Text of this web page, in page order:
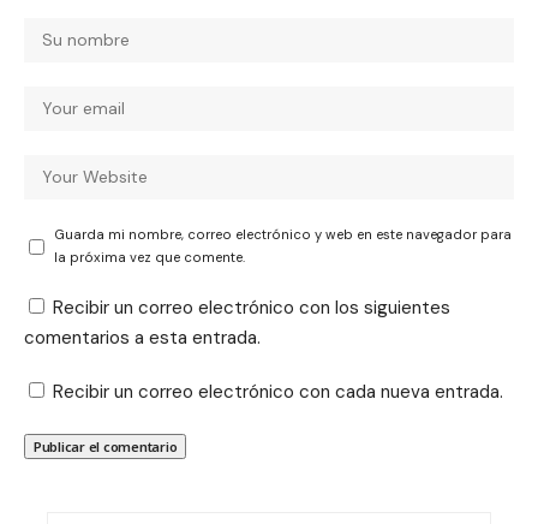
Guarda mi nombre, correo electrónico y web en este navegador para
la próxima vez que comente.
Recibir un correo electrónico con los siguientes
comentarios a esta entrada.
Recibir un correo electrónico con cada nueva entrada.